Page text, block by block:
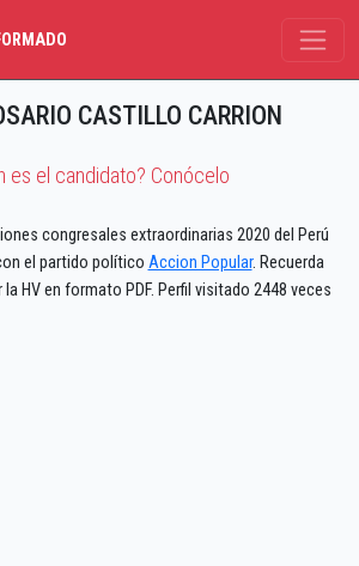
CASTILLO CARRION
es el candidato? Conócelo
congresales extraordinarias 2020 del Perú
el partido político Accion Popular. Recuerda
HV en formato PDF. Perfil visitado 2448 veces